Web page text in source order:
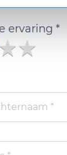
ervaring *